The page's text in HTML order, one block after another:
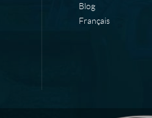
Blog
Français